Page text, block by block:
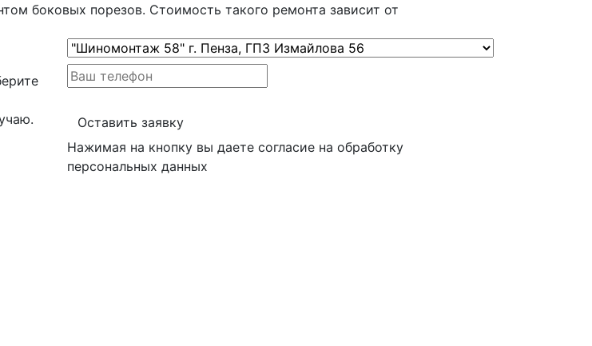
боковых порезов. Стоимость такого ремонта зависит от
Оставить заявку
Нажимая на кнопку вы даете согласие на обработку
персональных данных